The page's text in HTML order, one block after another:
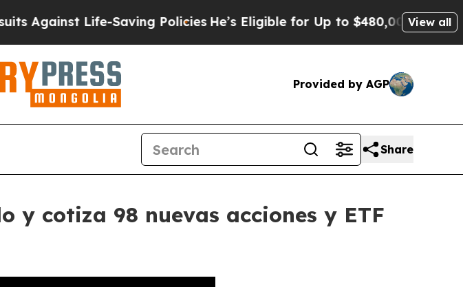
Life-Saving PoliciesHe’s Eligible for Up to $480,000 After BeingView all
Provided by AGP
Share
y cotiza 98 nuevas acciones y ETF